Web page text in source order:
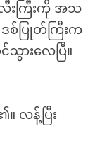
လီးကြီးကို အသ
စ်ပြုတ်ကြီးက
ားလေပြီ။
လန့်ပြီး